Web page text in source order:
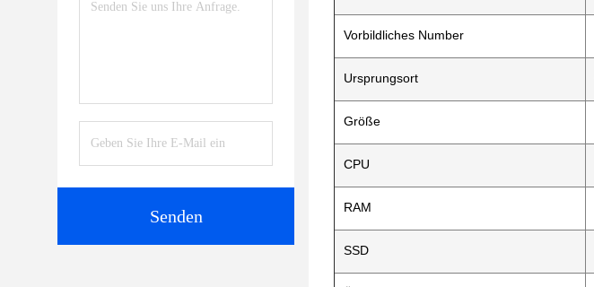
Senden
Vorbildliches Number
Ursprungsort
Größe
CPU
RAM
SSD